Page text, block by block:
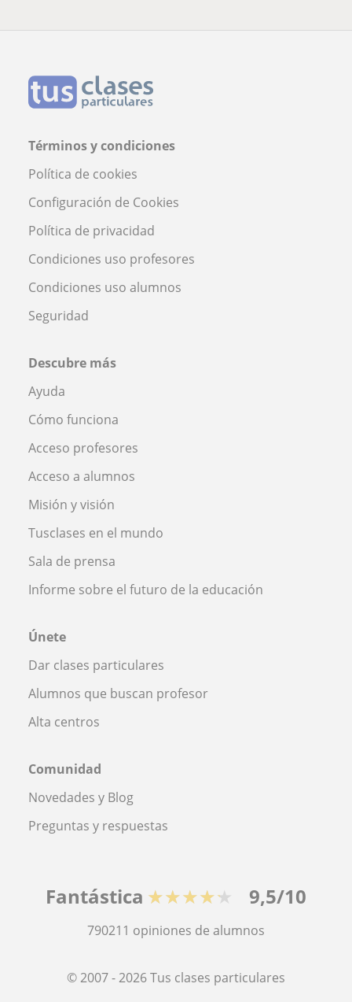
Términos y condiciones
Política de cookies
Configuración de Cookies
Política de privacidad
Condiciones uso profesores
Condiciones uso alumnos
Seguridad
Descubre más
Ayuda
Cómo funciona
Acceso profesores
Acceso a alumnos
Misión y visión
Tusclases en el mundo
Sala de prensa
Informe sobre el futuro de la educación
Únete
Dar clases particulares
Alumnos que buscan profesor
Alta centros
Comunidad
Novedades y Blog
Preguntas y respuestas
Fantástica ★★★★★ 9,5/10
790211 opiniones de alumnos
© 2007 - 2026 Tus clases particulares